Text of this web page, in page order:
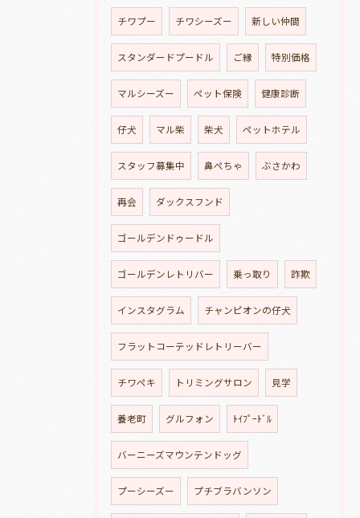
チワプー チワシーズー 新しい仲間
スタンダードプードル ご縁 特別価格
マルシーズー ペット保険 健康診断
仔犬 マル柴 柴犬 ペットホテル
スタッフ募集中 鼻ぺちゃ ぶさかわ
再会 ダックスフンド
ゴールデンドゥードル
ゴールデンレトリバー 乗っ取り 詐欺
インスタグラム チャンピオンの仔犬
フラットコーテッドレトリーバー
チワペキ トリミングサロン 見学
養老町 グルフォン ﾄｲﾌﾟｰﾄﾞﾙ
バーニーズマウンテンドッグ
プーシーズー プチブラバンソン